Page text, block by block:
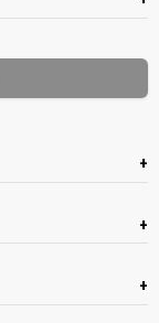
+
+
+